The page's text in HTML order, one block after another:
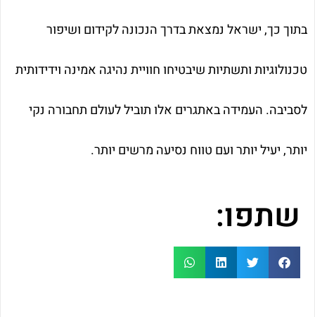
בתוך כך, ישראל נמצאת בדרך הנכונה לקידום ושיפור
טכנולוגיות ותשתיות שיבטיחו חוויית נהיגה אמינה וידידותית
לסביבה. העמידה באתגרים אלו תוביל לעולם תחבורה נקי
יותר, יעיל יותר ועם טווח נסיעה מרשים יותר.
שתפו: